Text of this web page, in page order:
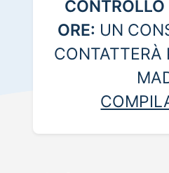
ORE: UN
CONTATTERÀ